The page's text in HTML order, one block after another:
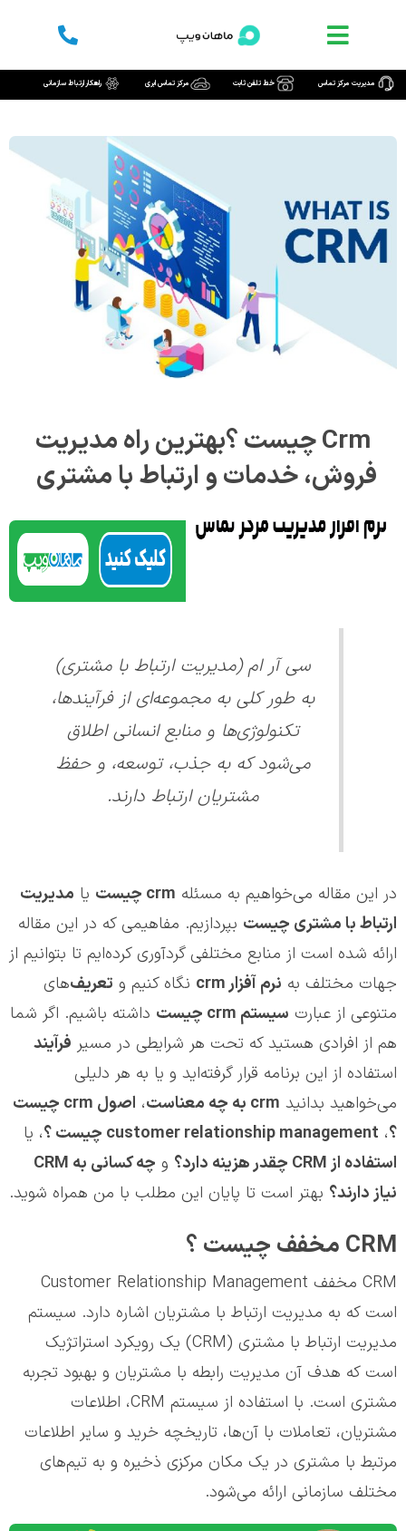
محتوامدیریت مرکز تماس خط تلفن ثابت مرکز تماس ابری راهکار ارتباط سازمانی
Crm چیست ؟بهترین راه مدیریت
فروش، خدمات و ارتباط با مشتری
سی‌ آر ام (مدیریت ارتباط با مشتری)
به طور کلی به مجموعه‌ای از فرآیندها،
تکنولوژی‌ها و منابع انسانی اطلاق
می‌شود که به جذب، توسعه، و حفظ
مشتریان ارتباط دارند.
در این مقاله می‌خواهیم به مسئله crm چیست یا مدیریت
ارتباط با مشتری چیست بپردازیم. مفاهیمی که در این مقاله
ارائه شده است از منابع مختلفی گردآوری کرده‌ایم تا بتوانیم از
جهات مختلف به نرم آفزارcrm نگاه کنیم و تعریف‌های
متنوعی از عبارت سیستم چیست داشته باشیم. اگر شما
هم از افرادی هستید که تحت هر شرایطی در مسیر فرآیند
استفاده از این برنامه قرار گرفته‌اید و یا به هر دلیلی
می‌خواهید بدانید crm به چه معناست، اصول crm چیست
؟، customer relationship management چیست ؟، یا
استفاده ازCRM چقدر هزینه دارد؟ و چه کسانی به CRM
نیاز دارند؟ بهتر است تا پایان این مطلب با من همراه شوید.
CRM مخفف چیست ؟
CRM مخفف Customer Relationship Management
است که به مدیریت ارتباط با مشتریان اشاره دارد. سیستم
مدیریت ارتباط با مشتری (CRM) یک رویکرد استراتژیک
است که هدف آن مدیریت رابطه با مشتریان و بهبود تجربه
مشتری است. با استفاده از سیستم CRM، اطلاعات
مشتریان، تعاملات با آن‌ها، تاریخچه خرید و سایر اطلاعات
مرتبط با مشتری در یک مکان مرکزی ذخیره و به تیم‌های
مختلف سازمانی ارائه می‌شود.